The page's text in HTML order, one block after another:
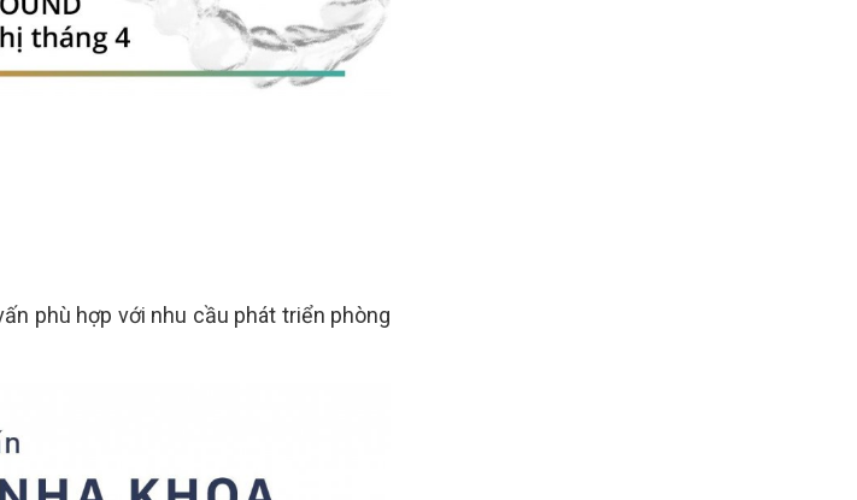
phù hợp với nhu cầu phát triển phòng